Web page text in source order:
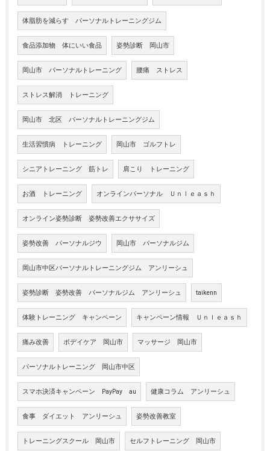
体脂肪を減らす パーソナルトレーニングジム
食品添加物 体にいい食品 姿勢診断 岡山市
岡山市 パーソナルトレーニング 腰痛 ストレス
ストレス解消 トレーニング
岡山市 北区 パーソナルトレーニングジム
生活習慣病 トレーニング 岡山市 ゴルフトレ
シニアトレーニング 筋トレ 肩こり トレーニング
お酒 トレーニング オンラインパーソナル Ｕｎｌｅａｓｈ
オンライン姿勢診断 姿勢改善エクササイズ
姿勢改善 パーソナルジウ 岡山市 パーソナルジム
岡山市中区パーソナルトレーニングジム アンリーシュ
姿勢診断 姿勢改善 パーソナルジム アンリーシュ taikenn
体験トレーニング キャンペーン キャンペーン情報 Ｕｎｌｅａｓｈ
痛み改善 ボデイケア 岡山市 マッサージ 岡山市
パーソナルトレーニング 岡山市中区
スマホ決済キャンペーン PayPay au 健康コラム アンリーシュ
食事 ダイエット アンリーシュ 姿勢改善教室
トレーニングスクール 岡山市 セルフトレーニング 岡山市